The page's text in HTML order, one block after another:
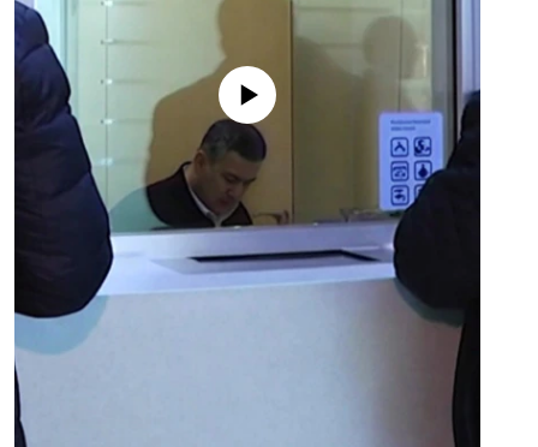
No media source currently available